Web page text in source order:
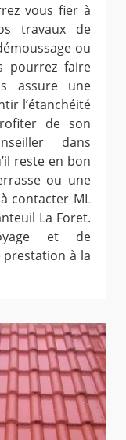
vous fier à
travaux de
ou
pourrez faire
assure une
l’étanchéité
de son
dans
reste en bon
ou une
contacter ML
La Foret.
et de
prestation à la